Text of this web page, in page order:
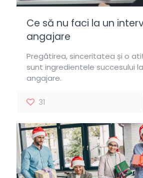
Ce să nu faci la un
angajare
Pregătirea, sinceritatea și o
sunt ingredientele succesului
angajare.
31